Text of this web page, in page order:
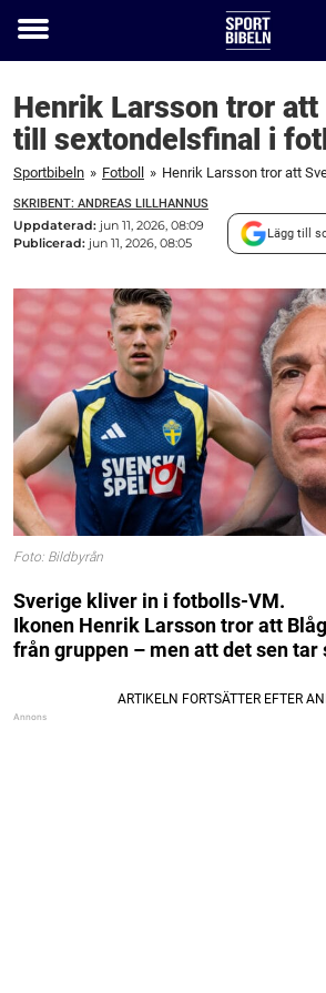
Toggle
Henrik Larsson tror
till sextondelsfinal i
Sportbibeln » Fotboll »
SKRIBENT: ANDREAS LILLHANNUS
Uppdaterad: jun 11, 2026, 08:09
Publicerad: jun 11, 2026, 08:05
Lägg till
Foto: Bildbyrån
Sverige kliver in i fotbolls-VM.
Ikonen Henrik Larsson tror att
från gruppen – men att det sen tar